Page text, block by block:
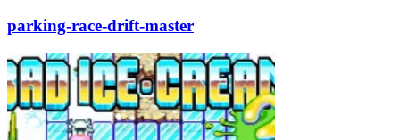
parking-race-drift-master